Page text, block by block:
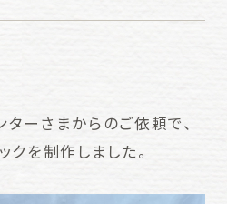
ーさまからのご依頼で、
クを制作しました。